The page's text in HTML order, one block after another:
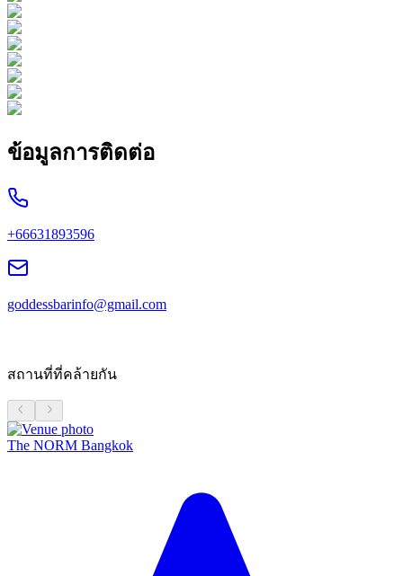
ข้อมูลการติดต่อ
+66631893596
goddessbarinfo@gmail.com
สถานที่ที่คล้ายกัน
The NORM Bangkok